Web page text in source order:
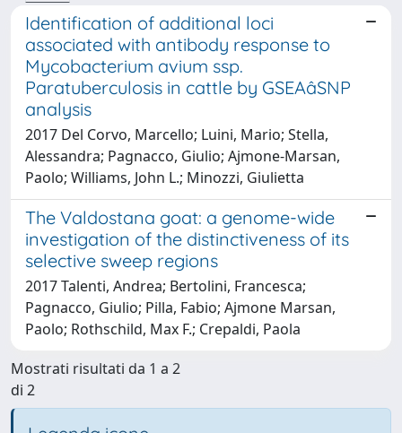
Identification of additional loci
associated with antibody response to
Mycobacterium avium ssp.
Paratuberculosis in cattle by GSEAâSNP
analysis
2017 Del Corvo, Marcello; Luini, Mario; Stella,
Alessandra; Pagnacco, Giulio; Ajmone-Marsan,
Paolo; Williams, John L.; Minozzi, Giulietta
The Valdostana goat: a genome-wide
investigation of the distinctiveness of its
selective sweep regions
2017 Talenti, Andrea; Bertolini, Francesca;
Pagnacco, Giulio; Pilla, Fabio; Ajmone Marsan,
Paolo; Rothschild, Max F.; Crepaldi, Paola
Mostrati risultati da 1 a 2
di 2